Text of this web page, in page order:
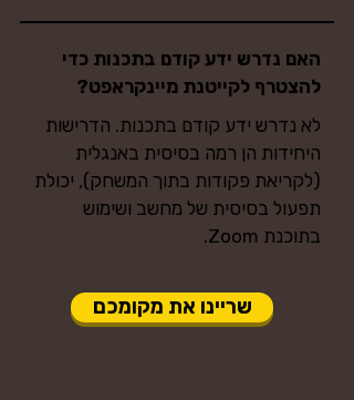
שריינו את מקומכם
האם נדרש ידע קודם בתכנות כדי
להצטרף לקייטנת מיינקראפט?
לא נדרש ידע קודם בתכנות. הדרישות
היחידות הן רמה בסיסית באנגלית
(לקריאת פקודות בתוך המשחק), יכולת
תפעול בסיסית של מחשב ושימוש
בתוכנת Zoom.